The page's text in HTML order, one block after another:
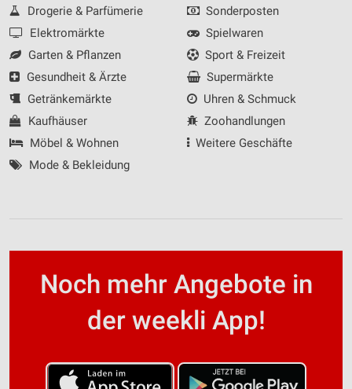
Drogerie & Parfümerie
Elektromärkte
Garten & Pflanzen
Gesundheit & Ärzte
Getränkemärkte
Kaufhäuser
Möbel & Wohnen
Mode & Bekleidung
Sonderposten
Spielwaren
Sport & Freizeit
Supermärkte
Uhren & Schmuck
Zoohandlungen
Weitere Geschäfte
Noch mehr Angebote in
der weekli App!